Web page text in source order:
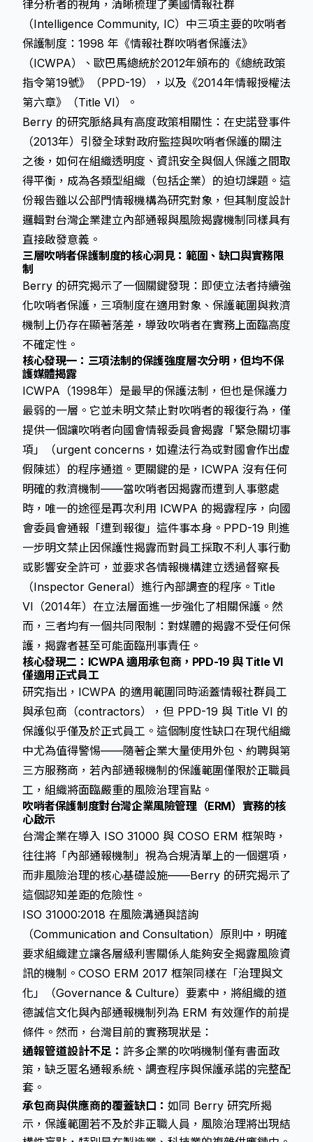
律分析者的視角，清晰梳理了美國情報社群
（Intelligence Community, IC）中三項主要的吹哨者
保護制度：1998 年《情報社群吹哨者保護法》
（ICWPA）、歐巴馬總統於2012年頒布的《總統政策
指令第19號》（PPD-19），以及《2014年情報授權法
第六章》（Title VI）。
Berry 的研究脈絡具有高度政策相關性：在史諾登事件
（2013年）引發全球對政府監控與吹哨者保護的關注
之後，如何在組織透明度、資訊安全與個人保護之間取
得平衡，成為各類型組織（包括企業）的迫切課題。這
份報告雖以公部門情報機構為研究對象，但其制度設計
邏輯對台灣企業建立內部通報與風險揭露機制同樣具有
直接啟發意義。
三層吹哨者保護制度的核心洞見：範圍、缺口與實務限
制
Berry 的研究揭示了一個關鍵發現：即使立法者持續強
化吹哨者保護，三項制度在適用對象、保護範圍與救濟
機制上仍存在顯著落差，導致吹哨者在實務上面臨高度
不確定性。
核心發現一：三項法制的保護強度層次分明，但均不保
護媒體揭露
ICWPA（1998年）是最早的保護法制，但也是保護力
最弱的一層。它並未明文禁止對吹哨者的報復行為，僅
提供一個讓吹哨者向國會情報委員會揭露「緊急關切事
項」（urgent concerns，如違法行為或對國會作出虛
假陳述）的程序通道。更關鍵的是，ICWPA 沒有任何
明確的救濟機制——當吹哨者因揭露而遭到人事懲處
時，唯一的途徑是再次利用 ICWPA 的揭露程序，向國
會委員會通報「遭到報復」這件事本身。PPD-19 則進
一步明文禁止因保護性揭露而對員工採取不利人事行動
或影響安全許可，並要求各情報機構建立透過督察長
（Inspector General）進行內部調查的程序。Title
VI（2014年）在立法層面進一步強化了相關保護。然
而，三者均有一個共同限制：對媒體的揭露不受任何保
護，揭露者甚至可能面臨刑事責任。
核心發現二：ICWPA 適用承包商，PPD-19 與 Title VI
僅適用正式員工
研究指出，ICWPA 的適用範圍同時涵蓋情報社群員工
與承包商（contractors），但 PPD-19 與 Title VI 的
保護似乎僅及於正式員工。這個制度性缺口在現代組織
中尤為值得警惕——隨著企業大量使用外包、約聘與第
三方服務商，若內部通報機制的保護範圍僅限於正職員
工，組織將面臨嚴重的風險治理盲點。
吹哨者保護制度對台灣企業風險管理（ERM）實務的核
心啟示
台灣企業在導入 ISO 31000 與 COSO ERM 框架時，
往往將「內部通報機制」視為合規清單上的一個選項，
而非風險治理的核心基礎設施——Berry 的研究揭示了
這個認知差距的危險性。
ISO 31000:2018 在風險溝通與諮詢
（Communication and Consultation）原則中，明確
要求組織建立讓各層級利害關係人能夠安全揭露風險資
訊的機制。COSO ERM 2017 框架同樣在「治理與文
化」（Governance & Culture）要素中，將組織的道
德誠信文化與內部通報機制列為 ERM 有效運作的前提
條件。然而，台灣目前的實務現狀是：
通報管道設計不足： 許多企業的吹哨機制僅有書面政
策，缺乏匿名通報系統、調查程序與保護承諾的完整配
套。
承包商與供應商的覆蓋缺口： 如同 Berry 研究所揭
示，保護範圍若不及於非正職人員，風險治理將出現結